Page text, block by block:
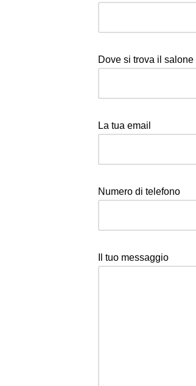
Dove si trova il salone
La tua email
Numero di telefono
Il tuo messaggio